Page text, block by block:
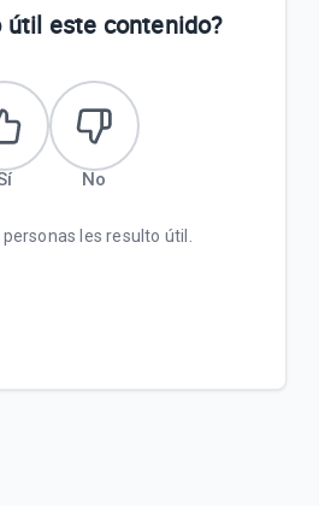
útil este contenido?
No
les resulto útil.